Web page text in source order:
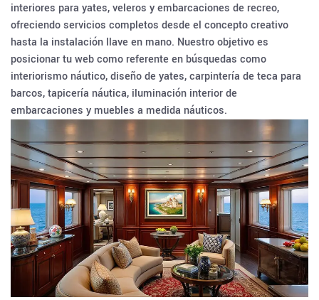
interiores para yates, veleros y embarcaciones de recreo,
ofreciendo servicios completos desde el concepto creativo
hasta la instalación llave en mano. Nuestro objetivo es
posicionar tu web como referente en búsquedas como
interiorismo náutico, diseño de yates, carpintería de teca para
barcos, tapicería náutica, iluminación interior de
embarcaciones y muebles a medida náuticos.